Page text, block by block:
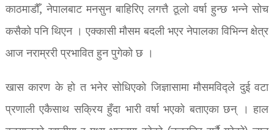
काठमाडौँ, नेपालबाट मनसुन बाहिरिए लगत्तै ठूलो वर्षा हुन्छ भन्ने सोच
कसैको पनि थिएन । एक्कासी मौसम बदली भएर नेपालका विभिन्न क्षेत्र
आज नराम्ररी प्रभावित हुन पुगेको छ ।
खास कारण के हो त भनेर सोधिएको जिज्ञासामा मौसमविद्ले दुई वटा
प्रणाली एकैसाथ सक्रिय हुँदा भारी वर्षा भएको बताएका छन् । हाल